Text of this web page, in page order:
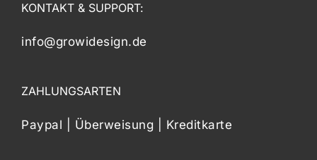
KONTAKT & SUPPORT:
info@growidesign.de
ZAHLUNGSARTEN
Paypal | Überweisung | Kreditkarte